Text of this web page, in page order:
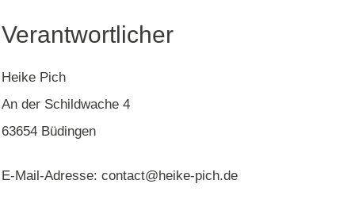
Verantwortlicher
Heike Pich
An der Schildwache 4
63654 Büdingen
E-Mail-Adresse: contact@heike-pich.de